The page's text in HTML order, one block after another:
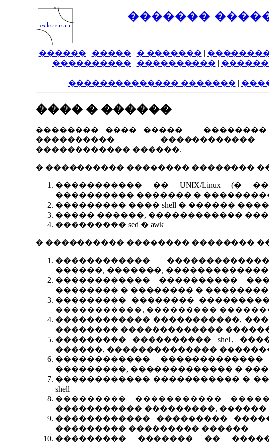
�������
������ | ����� | � ������� |
���������� | ���������� |
�������������� ������� |
���� � ������
�������� ���� ����� —
���������� ������������
������������ ������.
� ���������� �������� ��������
����������� �� UNIX/Linux (�
���������� ������� �
��������� ���� shell � ������
����� ������, ������������
��������� sed � awk
� ���������� �������� ��������
������������
������, �������,
������������ ����������
�������� � �������� �
��������� ��������
�����������, ���������
������������ �����������,
�������� �������������
��������� ���������� shell,
������, ��������������
������������
���������, ������������� �
������������ ����������� �
shell
��������� �����������
����������� ���������, ������
������������ ���������
��������� ��������� ������
��������� ������� ��